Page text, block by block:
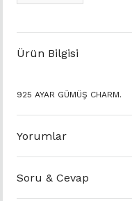
Ürün Bilgisi
925 AYAR GÜMÜŞ CHARM.
Yorumlar
Soru & Cevap